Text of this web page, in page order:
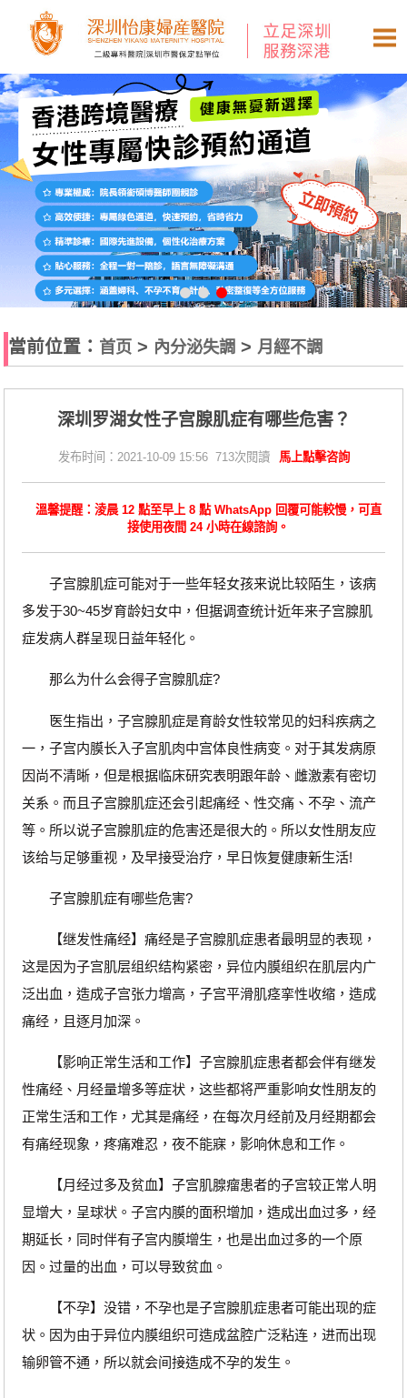
當前位置： 首页 > 內分泌失調 > 月經不調
深圳罗湖女性子宫腺肌症有哪些危害？
发布时间：2021-10-09 15:56 713次閱讀 馬上點擊咨詢
溫馨提醒：淩晨 12 點至早上 8 點 WhatsApp 回覆可能較慢，可直
接使用夜間 24 小時在線諮詢。
子宫腺肌症可能对于一些年轻女孩来说比较陌生，该病
多发于30~45岁育龄妇女中，但据调查统计近年来子宫腺肌
症发病人群呈现日益年轻化。
那么为什么会得子宫腺肌症?
医生指出，子宫腺肌症是育龄女性较常见的妇科疾病之
一，子宫内膜长入子宫肌肉中宫体良性病变。对于其发病原
因尚不清晰，但是根据临床研究表明跟年龄、雌激素有密切
关系。而且子宫腺肌症还会引起痛经、性交痛、不孕、流产
等。所以说子宫腺肌症的危害还是很大的。所以女性朋友应
该给与足够重视，及早接受治疗，早日恢复健康新生活!
子宫腺肌症有哪些危害?
【继发性痛经】痛经是子宫腺肌症患者最明显的表现，
这是因为子宫肌层组织结构紧密，异位内膜组织在肌层内广
泛出血，造成子宫张力增高，子宫平滑肌痉挛性收缩，造成
痛经，且逐月加深。
【影响正常生活和工作】子宫腺肌症患者都会伴有继发
性痛经、月经量增多等症状，这些都将严重影响女性朋友的
正常生活和工作，尤其是痛经，在每次月经前及月经期都会
有痛经现象，疼痛难忍，夜不能寐，影响休息和工作。
【月经过多及贫血】子宫肌腺瘤患者的子宫较正常人明
显增大，呈球状。子宫内膜的面积增加，造成出血过多，经
期延长，同时伴有子宫内膜增生，也是出血过多的一个原
因。过量的出血，可以导致贫血。
【不孕】没错，不孕也是子宫腺肌症患者可能出现的症
状。因为由于异位内膜组织可造成盆腔广泛粘连，进而出现
输卵管不通，所以就会间接造成不孕的发生。